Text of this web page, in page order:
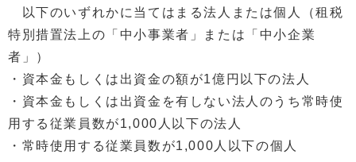
以下のいずれかに当てはまる法人または個人（租税
特別措置法上の「中小事業者」または「中小企業
者」）
・資本金もしくは出資金の額が1億円以下の法人
・資本金もしくは出資金を有しない法人のうち常時使
用する従業員数が1,000人以下の法人
・常時使用する従業員数が1,000人以下の個人